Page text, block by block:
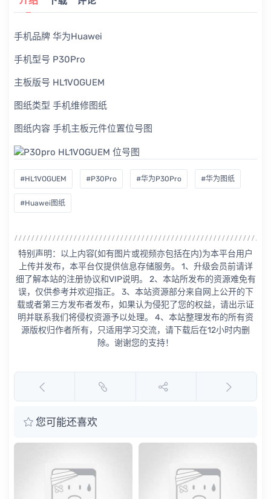
手机品牌 华为Huawei
手机型号 P30Pro
主板版号 HL1VOGUEM
图纸类型 手机维修图纸
图纸内容 手机主板元件位置位号图
#HL1VOGUEM #P30Pro #华为P30Pro #华为图纸
#Huawei图纸
特别声明：以上内容(如有图片或视频亦包括在内)为本平台用户
上传并发布，本平台仅提供信息存储服务。 1、升级会员前请详
细了解本站的注册协议和VIP说明。 2、本站所发布的资源难免有
误，仅供参考并欢迎指正。 3、本站资源部分来自网上公开的下
载或者第三方发布者发布，如果认为侵犯了您的权益，请出示证
明并联系我们将侵权资源予以处理。 4、本站整理发布的所有资
源版权归作者所有，只适用学习交流，请下载后在12小时内删
除。谢谢您的支持！
您可能还喜欢